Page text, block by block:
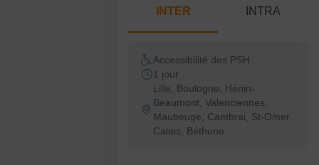
INTER INTRA
Accessibilité des PSH
1 jour
Lille, Boulogne, Hénin-
Beaumont, Valenciennes,
Maubeuge, Cambrai, St-Omer,
Calais, Béthune